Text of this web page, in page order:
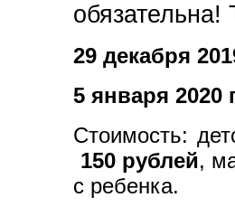
29 декабря
5 января 2020
Стоимость:
150 рублей,
с ребенка.